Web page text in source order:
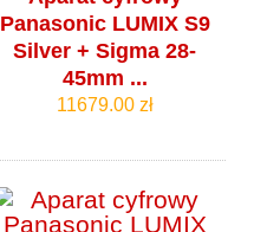
Panasonic LUMIX S9
Silver + Sigma 28-
45mm ...
11679.00 zł